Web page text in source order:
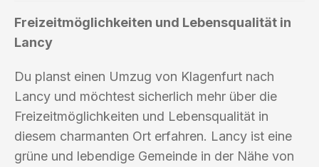
Freizeitmöglichkeiten und Lebensqualität in
Lancy
Du planst einen Umzug von Klagenfurt nach
Lancy und möchtest sicherlich mehr über die
Freizeitmöglichkeiten und Lebensqualität in
diesem charmanten Ort erfahren. Lancy ist eine
grüne und lebendige Gemeinde in der Nähe von